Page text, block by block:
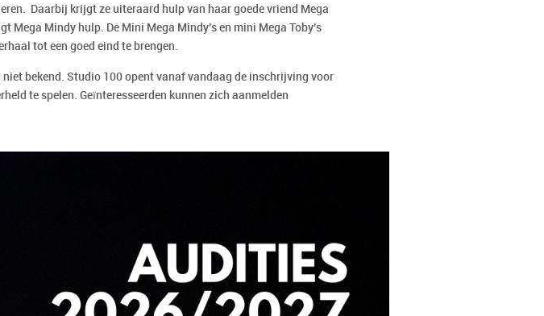
Daarbij krijgt ze uiteraard hulp van haar goede vriend Mega
Mega Mindy hulp. De Mini Mega Mindy’s en mini Mega Toby’s
tot een goed eind te brengen.
niet bekend. Studio 100 opent vanaf vandaag de inschrijving voor
te spelen. Geïnteresseerden kunnen zich aanmelden